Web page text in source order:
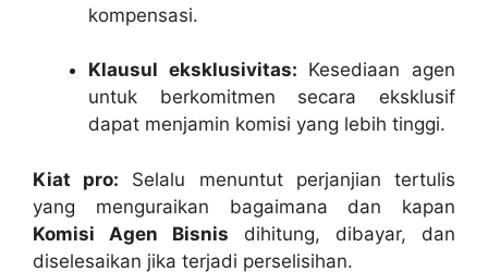
kompensasi.
Klausul eksklusivitas: Kesediaan agen
untuk berkomitmen secara eksklusif
dapat menjamin komisi yang lebih tinggi.
Kiat pro: Selalu menuntut perjanjian tertulis
yang menguraikan bagaimana dan kapan
Komisi Agen Bisnis dihitung, dibayar, dan
diselesaikan jika terjadi perselisihan.